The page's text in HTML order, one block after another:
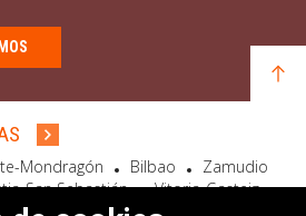
Mondragón Bilbao
Zamudio
San Sebastián
Vitoria-Gasteiz
El Astillero Bidart